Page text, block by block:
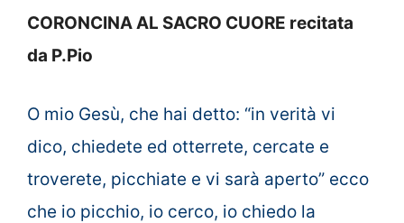
CORONCINA AL SACRO CUORE recitata
da P.Pio
O mio Gesù, che hai detto: “in verità vi
dico, chiedete ed otterrete, cercate e
troverete, picchiate e vi sarà aperto” ecco
che io picchio, io cerco, io chiedo la